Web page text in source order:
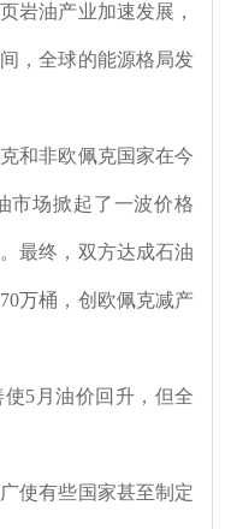
岩油产业加速发展，
，全球的能源格局发
和非欧佩克国家在今
市场掀起了一波价格
最终，双方达成石油
万桶，创欧佩克减产
使5 月油价回升，但全
使有些国家甚至制定